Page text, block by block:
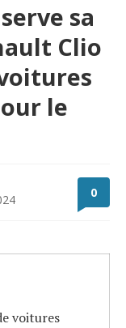
sa
Clio
le
0
voitures